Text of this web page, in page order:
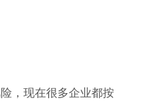
，现在很多企业都按